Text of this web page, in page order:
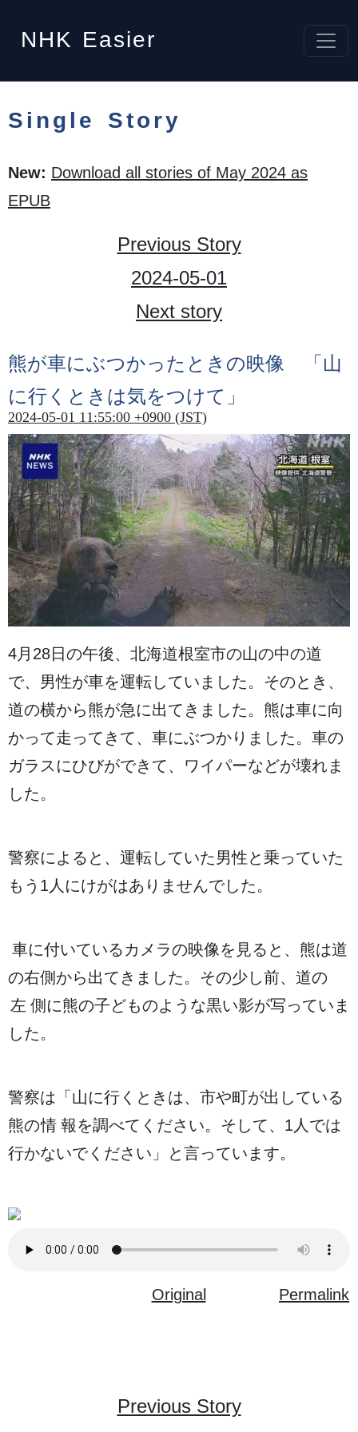
NHK Easier
Single Story
New: Download all stories of May 2024 as
EPUB
Previous Story
2024-05-01
Next story
熊が車にぶつかったときの映像 「 山
に行 くときは気をつけて」
2024-05-01 11:55:00 +0900 (JST)
4月 28日 の午後、 北海道根室市の山の中の道
で、 男性が車を運転していました。そのとき、
道の横から熊が急に出てきました。 熊は車に向
かって走 ってきて、 車にぶつかりました。 車の
ガラスにひびができて、ワイパーなどが壊れま
した。
警察によると、 運転していた男性と 乗っていた
もう 1人 にけがはありませんでした。
車に付いているカメラの映像を 見ると、 熊は道
の右側 から出てきました。その少し前、 道の
左側 に熊の子どものような黒い影が写っていま
した。
警察は「 山に行 くときは、 市や町が出 している
熊の情報を調べてください。そして、 1人 では
行かないでください」と言っています。
Original Permalink
Previous Story